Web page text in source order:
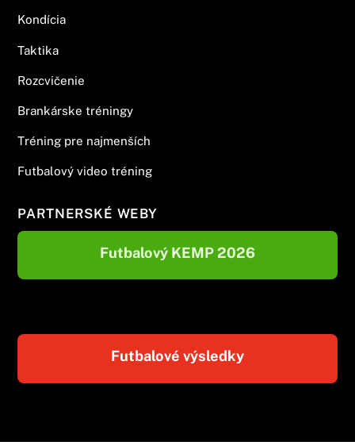
Kondícia
Taktika
Rozcvičenie
Brankárske tréningy
Tréning pre najmenších
Futbalový video tréning
PARTNERSKÉ WEBY
Futbalový KEMP 2026
Futbalové výsledky